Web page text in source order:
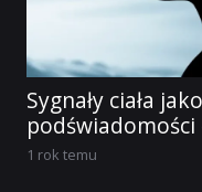
Sygnały ciała
podświadomości
1 rok temu